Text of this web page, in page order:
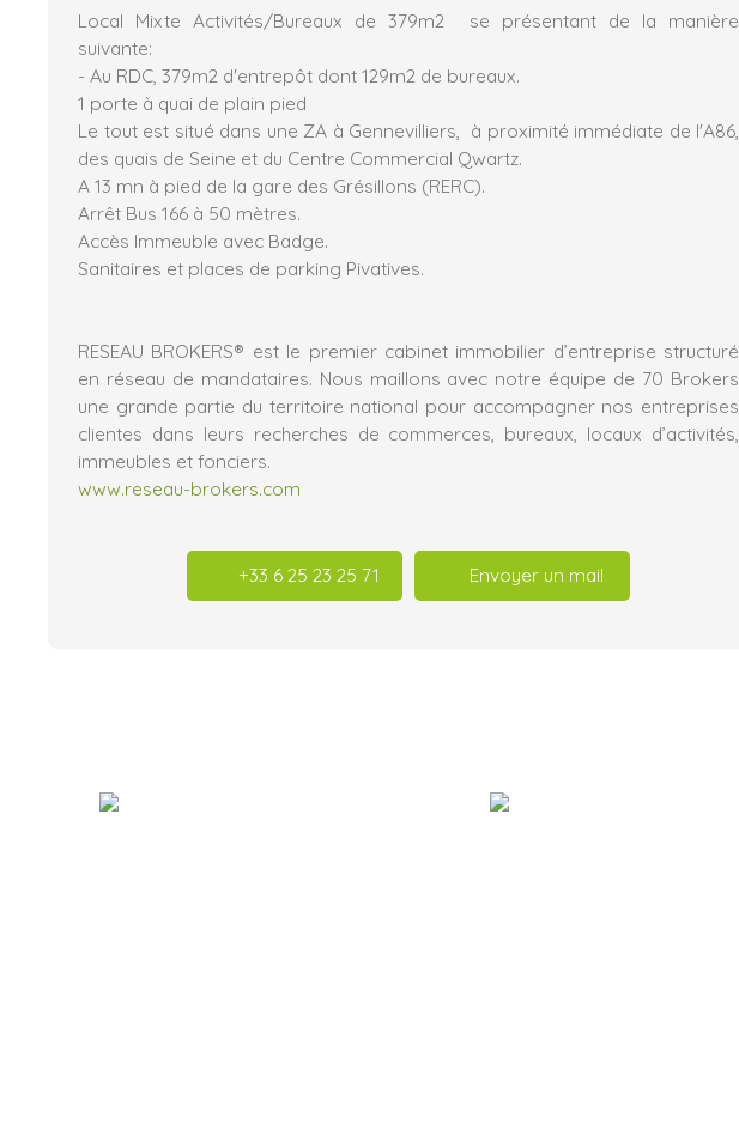
Local Mixte Activités/Bureaux de 379m2 se présentant de la manière
suivante:
- Au RDC, 379m2 d'entrepôt dont 129m2 de bureaux.
1 porte à quai de plain pied
Le tout est situé dans une ZA à Gennevilliers, à proximité immédiate de l'A86,
des quais de Seine et du Centre Commercial Qwartz.
A 13 mn à pied de la gare des Grésillons (RERC).
Arrêt Bus 166 à 50 mètres.
Accès Immeuble avec Badge.
Sanitaires et places de parking Pivatives.
RESEAU BROKERS® est le premier cabinet immobilier d’entreprise structuré
en réseau de mandataires. Nous maillons avec notre équipe de 70 Brokers
une grande partie du territoire national pour accompagner nos entreprises
clientes dans leurs recherches de commerces, bureaux, locaux d’activités,
immeubles et fonciers.
www.reseau-brokers.com
+33 6 25 23 25 71 Envoyer un mail